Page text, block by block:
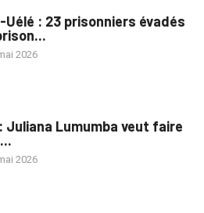
Uélé : 23 prisonniers évadés
2026
: Juliana Lumumba veut faire
2026